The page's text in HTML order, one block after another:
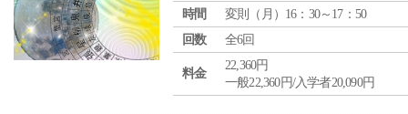
時間
変則（月）16：30～17：50
回数
全6回
料金
22,360円
一般22,360円/入学者20,090円